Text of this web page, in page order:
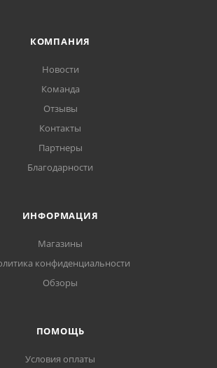
КОМПАНИЯ
Новости
Команда
Отзывы
Контакты
Партнеры
Благодарности
ИНФОРМАЦИЯ
Магазины
конфиденциальности
Обзоры
ПОМОЩЬ
Условия оплаты